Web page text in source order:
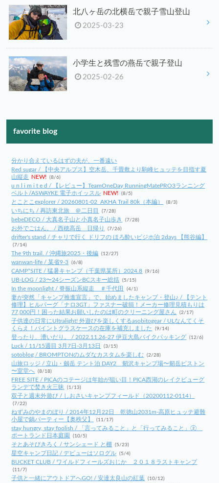
北八ヶ岳の北横岳で親子雪山登山
2025-03-23
小学生と残雪の燕岳で親子登山
2025-02-26
favorite blog
分かり合えているはずの夫が、一番遠い
Red sugar / 【中央アルプス】空木岳、千畳敷より駒峰ヒュッテを目指す夏
山縦走 NEW! (8/6)
u n l i m i t e d / 【レビュー】TeamOneDay RunningMatePRO3ランニング
ベルト/ASWAYKE 電子ホイッスル NEW! (8/5)
とことこexplorer / 20260801-02_AKHA Trail 80k（本編） (8/3)
いちにち / 再訪東北旅 ＠二日目 (7/28)
bebeDECO / 大真名子山と小真名子山歩き (7/28)
お外でごはん。 / 西穂高岳 日帰り (7/26)
drifter's stand / チャリで行く ドリフの ほろ酔いビジホ泊 2days 【熊谷編】
(7/14)
The 9th trail. / 沖縄旅2025・後編 (12/27)
wanwan-life / 某省9-3 (6/8)
CAMP*SITE / 猛暑キャンプ（千葉県某所）2024.8 (9/16)
UB-LOG / 23〜24シーズンBCスキー総括 (5/15)
In the moonlight / 脊振山系縦走 ＃千代田 (4/1)
妻が突然「キャンプ推進宣言」で、始めましたキャンプ・登山♪ / 【テント
修理】ヒルバーグ「ナロ3GT」ファスナー破損！メーカー修理見積もりは
77,000円！困った結果お願いしたのは町のクリーニング屋さん
(2/17)
子供達の日常にUltralight! 外遊びを楽しくするasobitogear / ULなんてくそ
くらえ！パイントグラスケースの在庫を補充しました
(9/14)
登ったり、漕いだり。 / 2022.11.26-27 伊豆大島バイクパッキング (12/6)
Luck / 11/15週目 3月7日-3月13日 (3/15)
sotoblog / BROMPTONのムダなカスタムを楽しむ (2/28)
山旅ロッジ / 立山・劔岳 テント泊 DAY2 剱沢キャンプ場〜剱岳ピストン
〜室堂へ (8/18)
FREE SITE / PICAのコテージは年始が狙い目！PICA西湖のレイクビューグ
ランデで焚き火三昧
(1/13)
双子と週末外遊び / しおさいキャンプフィールド（20200112-0114）
(7/22)
ねずみのやまのぼり / 2014年12月22日 乾徳山2031m-高原ヒュッテ避難
小屋で鍋パーティー【奥秩父】
(11/17)
stay hungry, stay foolish / 「言ってみること」と「行ってみること」②
ポートランド日本庭園
(10/5)
そとあそびきろく / サンシェード と棚 (5/23)
星空キャンプ日記 / デビューはソログル (5/4)
BUCKET CLUB / ワイルドフィールズおじか ２０１８ラストキャンプ
(11/7)
子供と一緒にアウトドアへGO! / 安達太良山の紅葉 (10/12)